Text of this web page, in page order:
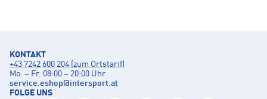
KONTAKT
+43 7242 600 204 (zum Ortstarif)
Mo. – Fr. 08:00 – 20:00 Uhr
service.eshop@intersport.at
FOLGE UNS